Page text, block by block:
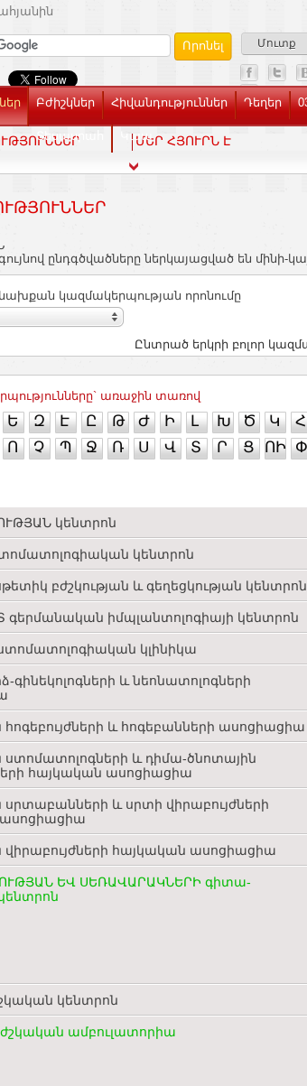
Մուտք
Բժիշկներ Հիվանդություններ Դեղեր
Տեսասրահ Կապ
ՄԵՐ ՀՅՈՒՐՆ Է
ընդգծվածները ներկայացված են մինի-
նախքան կազմակերպության որոնումը
Ընտրած երկրի բոլոր
առաջին տառով
Ե Զ Է Ը Թ Ժ Ի Լ Խ Ծ Կ Հ
Ո Չ Պ Ջ Ռ Ս Վ Տ Ր Ց ՈԻ Փ
կենտրոն
կենտրոն
բժշկության և գեղեցկության կենտրոն
գերմանական իմպլանտոլոգիայի կենտրոն
կլինիկա
և նեոնատոլոգների
և հոգեբանների ասոցիացիա
և դիմա-ծնոտային
հայկական ասոցիացիա
և սրտի վիրաբույժների
հայկական ասոցիացիա
ԵՎ ՍԵՌԱՎԱՐԱԿՆԵՐԻ գիտա-
կենտրոն
ամբուլատորիա